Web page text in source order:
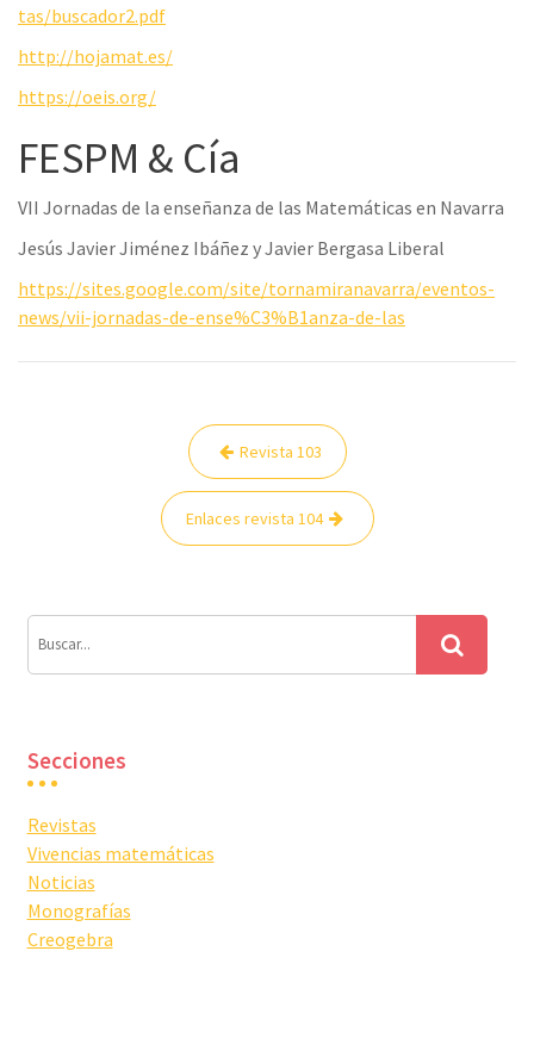
tas/buscador2.pdf
http://hojamat.es/
https://oeis.org/
FESPM & Cía
VII Jornadas de la enseñanza de las Matemáticas en Navarra
Jesús Javier Jiménez Ibáñez y Javier Bergasa Liberal
https://sites.google.com/site/tornamiranavarra/eventos-
news/vii-jornadas-de-ense%C3%B1anza-de-las
Revista 103
Enlaces revista 104
Secciones
Revistas
Vivencias matemáticas
Noticias
Monografías
Creogebra